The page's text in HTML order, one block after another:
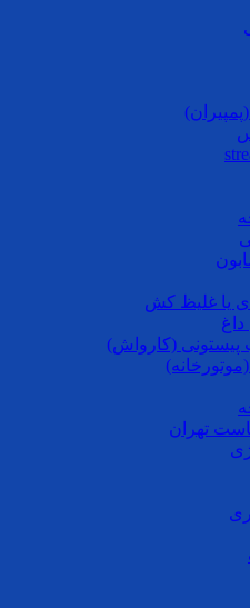
یا غلیظ کش
پیستونی (کارواش)
تهران